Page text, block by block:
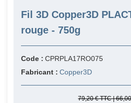
Fil 3D Copper3D
rouge - 750g
Code : CPRPLA17RO075
Fabricant : Copper3D
79,20 € TTC |